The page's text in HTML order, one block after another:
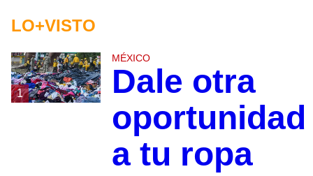
LO+VISTO
1
MÉXICO
Dale otra
oportunidad
a tu ropa